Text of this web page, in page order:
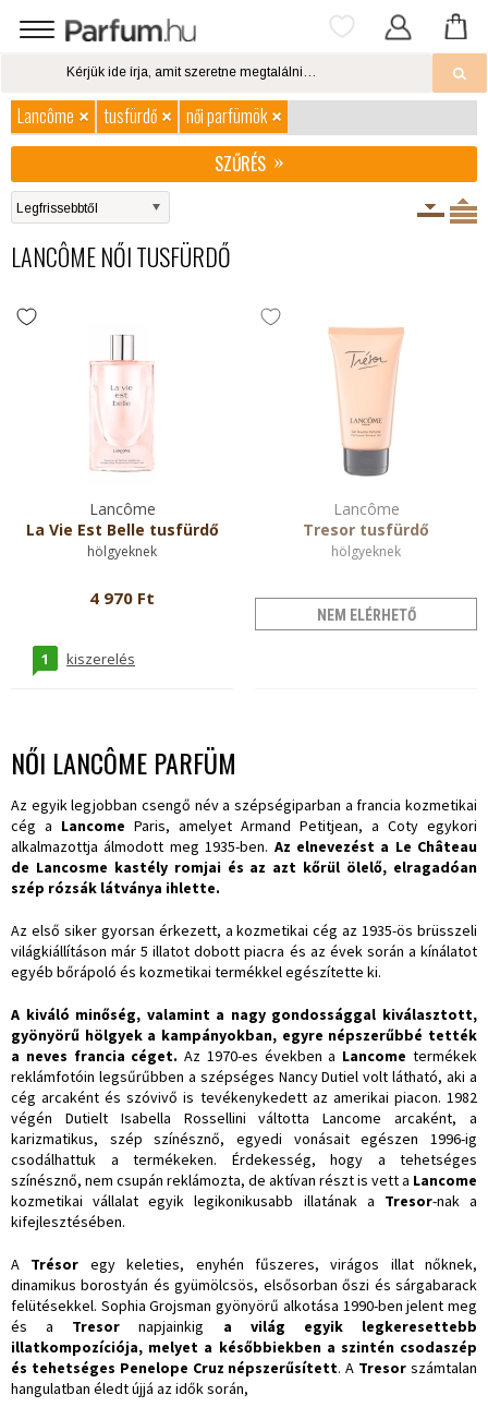
Lancôme tusfürdő
női parfümök
SZŰRÉS
LANCÔME NŐI TUSFÜRDŐ
Lancôme
La Vie Est Belle tusfürdő
hölgyeknek
4 970 Ft
1 kiszerelés
Lancôme
Tresor tusfürdő
hölgyeknek
NEM ELÉRHETŐ
NŐI LANCÔME PARFÜM
Az egyik legjobban csengő név a szépségiparban a francia kozmetikai
cég a Lancome Paris, amelyet Armand Petitjean, a Coty egykori
alkalmazottja álmodott meg 1935-ben. Az elnevezést a Le Château
de Lancosme kastély romjai és az azt kőrül ölelő, elragadóan
szép rózsák látványa ihlette.
Az első siker gyorsan érkezett, a kozmetikai cég az 1935-ös brüsszeli
világkiállításon már 5 illatot dobott piacra és az évek során a kínálatot
egyéb bőrápoló és kozmetikai termékkel egészítette ki.
A kiváló minőség, valamint a nagy gondossággal kiválasztott,
gyönyörű hölgyek a kampányokban, egyre népszerűbbé tették
a neves francia céget. Az 1970-es években a Lancome termékek
reklámfotóin legsűrűbben a szépséges Nancy Dutiel volt látható, aki a
cég arcaként és szóvivő is tevékenykedett az amerikai piacon. 1982
végén Dutielt Isabella Rossellini váltotta Lancome arcaként, a
karizmatikus, szép színésznő, egyedi vonásait egészen 1996-ig
csodálhattuk a termékeken. Érdekesség, hogy a tehetséges
színésznő, nem csupán reklámozta, de aktívan részt is vett a Lancome
kozmetikai vállalat egyik legikonikusabb illatának a Tresor-nak a
kifejlesztésében.
A Trésor egy keleties, enyhén fűszeres, virágos illat nőknek,
dinamikus borostyán és gyümölcsös, elsősorban őszi és sárgabarack
felütésekkel. Sophia Grojsman gyönyörű alkotása 1990-ben jelent meg
és a Tresor napjainkig a világ egyik legkeresettebb
illatkompozíciója, melyet a későbbiekben a szintén csodaszép
és tehetséges Penelope Cruz népszerűsített. A Tresor számtalan
hangulatban éledt újjá az idők során,